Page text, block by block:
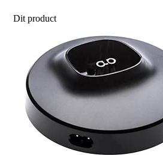
Dit product